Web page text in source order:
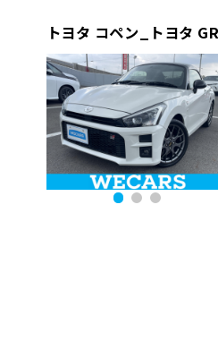
トヨタ コペン_トヨタ